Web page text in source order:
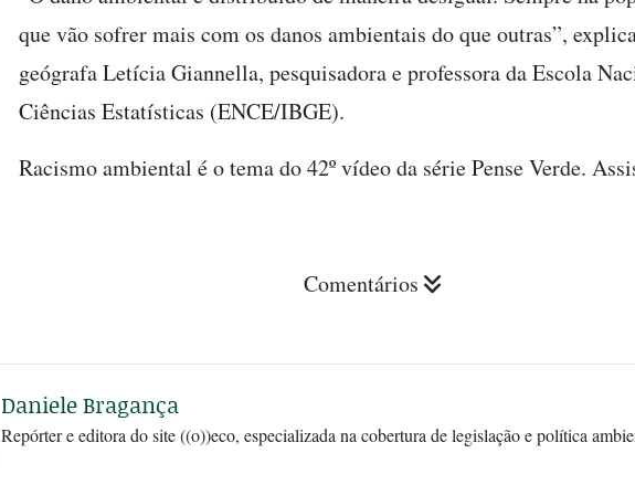
que vão sofrer mais com os danos ambientais do que outras”,
geógrafa Letícia Giannella, pesquisadora e professora da Escola
Ciências Estatísticas (ENCE/IBGE).
Racismo ambiental é o tema do 42º vídeo da série Pense Verde.
Comentários
Daniele Bragança
Repórter e editora do site ((o))eco, especializada na cobertura de legislação e política